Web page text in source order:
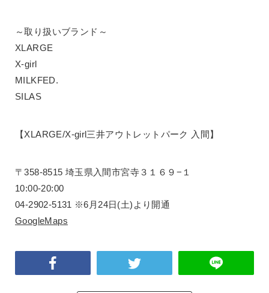
～取り扱いブランド～
XLARGE
X-girl
MILKFED.
SILAS
【XLARGE/X-girl三井アウトレットパーク 入間】
〒358-8515 埼玉県入間市宮寺３１６９−１
10:00-20:00
04-2902-5131 ※6月24日(土)より開通
GoogleMaps